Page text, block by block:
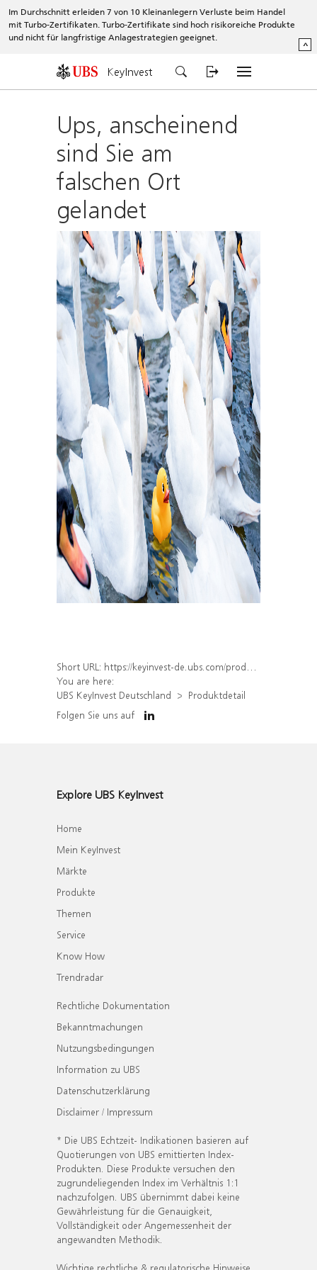
Im Durchschnitt erleiden 7 von 10 Kleinanlegern Verluste beim Handel
mit Turbo-Zertifikaten. Turbo-Zertifikate sind hoch risikoreiche Produkte
und nicht für langfristige Anlagestrategien geeignet.
^
KeyInvest
Ups, anscheinend
sind Sie am
falschen Ort
gelandet
Short URL: https://keyinvest-de.ubs.com/produkt/detail/index/isin/DE000WA7JSJ0
You are here:
UBS KeyInvest Deutschland
Produktdetail
Folgen Sie uns auf
Explore UBS KeyInvest
Home
Mein KeyInvest
Märkte
Produkte
Themen
Service
Know How
Trendradar
Rechtliche Dokumentation
Bekanntmachungen
Nutzungsbedingungen
Information zu UBS
Datenschutzerklärung
Disclaimer / Impressum
* Die UBS Echtzeit- Indikationen basieren auf
Quotierungen von UBS emittierten Index-
Produkten. Diese Produkte versuchen den
zugrundeliegenden Index im Verhältnis 1:1
nachzufolgen. UBS übernimmt dabei keine
Gewährleistung für die Genauigkeit,
Vollständigkeit oder Angemessenheit der
angewandten Methodik.